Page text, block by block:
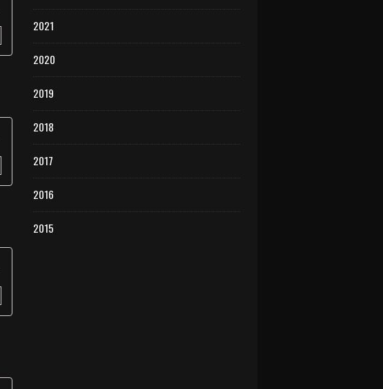
2021
2020
2019
2018
2017
2016
2015